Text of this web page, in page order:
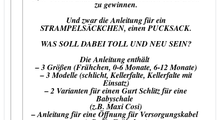
zu gewinnen.
Und zwar die Anleitung für ein
STRAMPELSÄCKCHEN, einen PUCKSACK.
WAS SOLL DABEI TOLL UND NEU SEIN?
Die Anleitung enthält
– 3 Größen (Frühchen, 0-6 Monate, 6-12 Monate)
– 3 Modelle (schlicht, Kellerfalte, Kellerfalte mit
Einsatz)
– 2 Varianten für einen Gurt Schlitz für eine
Babyschale
(z.B. Maxi Cosi)
– Anleitung für eine Öffnung für Versorgungskabel